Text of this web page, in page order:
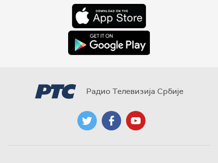
Радио Телевизија Србије